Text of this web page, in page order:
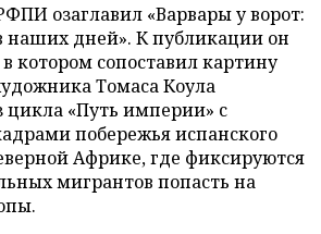
озаглавил «Варвары у ворот:
наших дней». К публикации он
котором сопоставил картину
Томаса Коула
цикла «Путь империи» с
побережья испанского
Африке, где фиксируются
мигрантов попасть на